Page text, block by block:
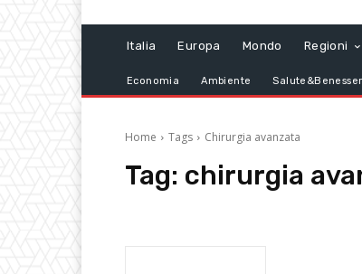
Italia Europa Mondo Regioni
Economia Ambiente
Home Tags Chirurgia avanzata
Tag: chirurgia